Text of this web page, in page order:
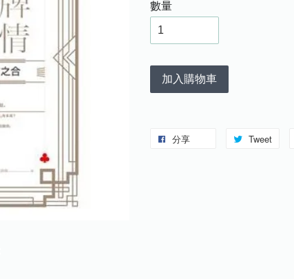
數量
加入購物車
分享 Tweet